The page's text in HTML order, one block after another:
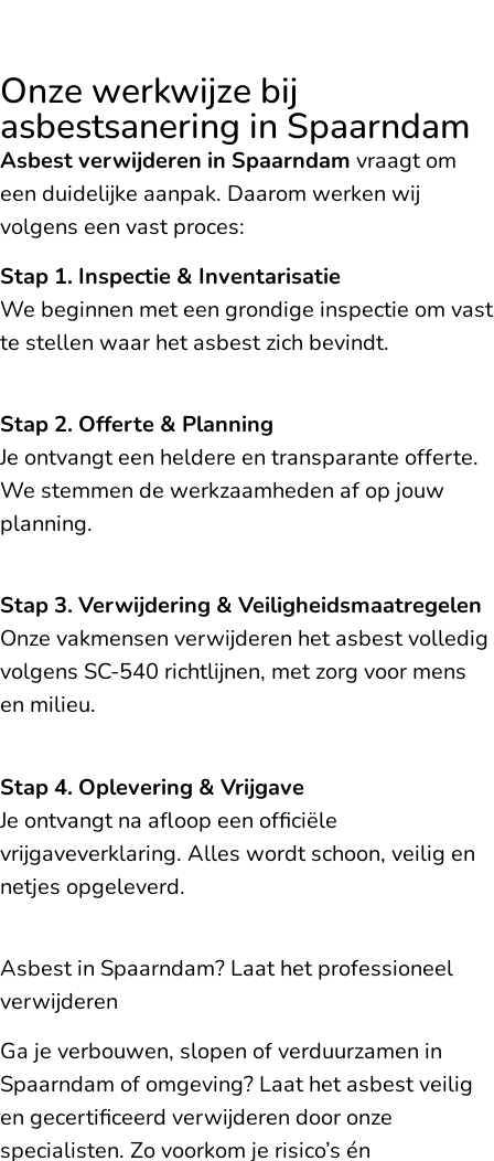
Onze werkwijze bij
asbestsanering in Spaarndam
Asbest verwijderen in Spaarndam vraagt om
een duidelijke aanpak. Daarom werken wij
volgens een vast proces:
Stap 1. Inspectie & Inventarisatie
We beginnen met een grondige inspectie om vast
te stellen waar het asbest zich bevindt.
Stap 2. Offerte & Planning
Je ontvangt een heldere en transparante offerte.
We stemmen de werkzaamheden af op jouw
planning.
Stap 3. Verwijdering & Veiligheidsmaatregelen
Onze vakmensen verwijderen het asbest volledig
volgens SC-540 richtlijnen, met zorg voor mens
en milieu.
Stap 4. Oplevering & Vrijgave
Je ontvangt na afloop een officiële
vrijgaveverklaring. Alles wordt schoon, veilig en
netjes opgeleverd.
Asbest in Spaarndam? Laat het professioneel
verwijderen
Ga je verbouwen, slopen of verduurzamen in
Spaarndam of omgeving? Laat het asbest veilig
en gecertificeerd verwijderen door onze
specialisten. Zo voorkom je risico’s én